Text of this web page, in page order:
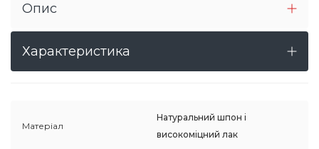
Опис
Характеристика
Матеріал
Натуральний шпон і
високоміцний лак